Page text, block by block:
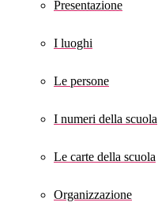
Presentazione
I luoghi
Le persone
I numeri della scuola
Le carte della scuola
Organizzazione